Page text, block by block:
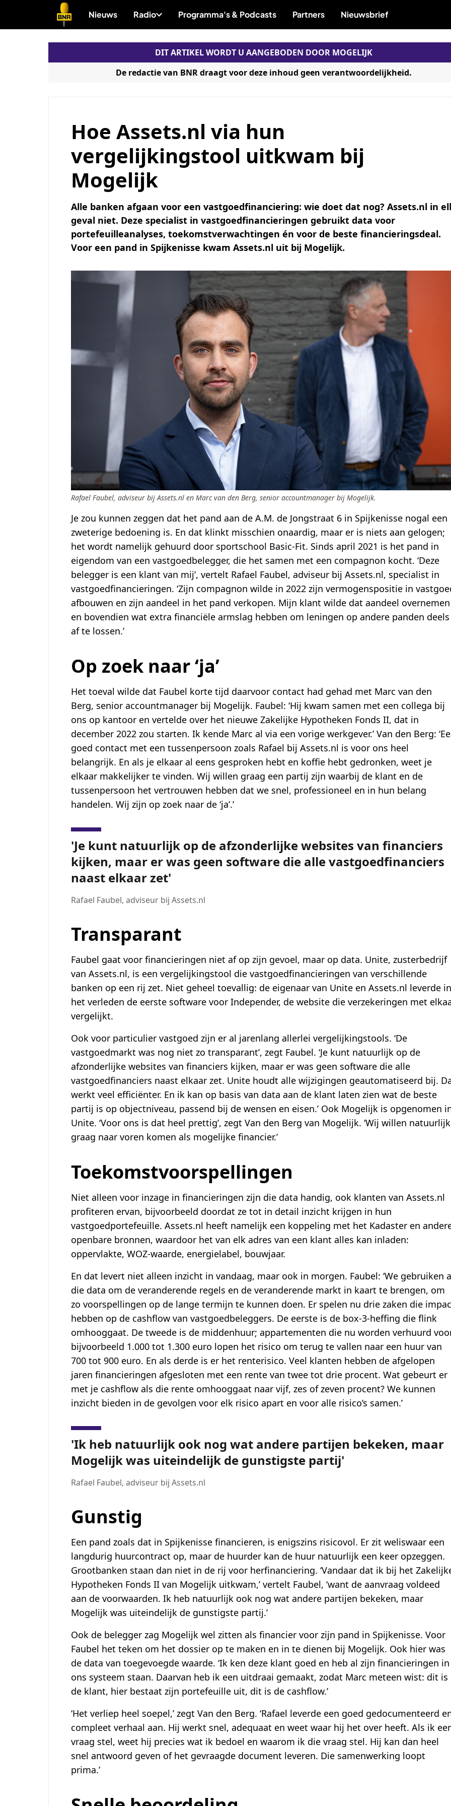
naar
content
Nieuws Radio Programma's & Podcasts Partners Nieuwsbrief
DIT ARTIKEL WORDT U AANGEBODEN DOOR MOGELIJK
De redactie van BNR draagt voor deze inhoud geen verantwoordelijkheid.
Hoe Assets.nl via hun
vergelijkingstool uitkwam bij
Mogelijk
Alle banken afgaan voor een vastgoedfinanciering: wie doet dat nog? Assets.nl in
geval niet. Deze specialist in vastgoedfinancieringen gebruikt data voor
portefeuilleanalyses, toekomstverwachtingen én voor de beste financieringsdeal.
Voor een pand in Spijkenisse kwam Assets.nl uit bij Mogelijk.
Rafael Faubel, adviseur bij Assets.nl en Marc van den Berg, senior accountmanager bij Mogelijk.
Je zou kunnen zeggen dat het pand aan de A.M. de Jongstraat 6 in Spijkenisse nogal een
zweterige bedoening is. En dat klinkt misschien onaardig, maar er is niets aan gelogen;
het wordt namelijk gehuurd door sportschool Basic-Fit. Sinds april 2021 is het pand in
eigendom van een vastgoedbelegger, die het samen met een compagnon kocht. ‘Deze
belegger is een klant van mij’, vertelt Rafael Faubel, adviseur bij Assets.nl, specialist in
vastgoedfinancieringen. ‘Zijn compagnon wilde in 2022 zijn vermogenspositie in
afbouwen en zijn aandeel in het pand verkopen. Mijn klant wilde dat aandeel overnemen
en bovendien wat extra financiële armslag hebben om leningen op andere panden deels
af te lossen.’
Op zoek naar ‘ja’
Het toeval wilde dat Faubel korte tijd daarvoor contact had gehad met Marc van den
Berg, senior accountmanager bij Mogelijk. Faubel: ‘Hij kwam samen met een collega bij
ons op kantoor en vertelde over het nieuwe Zakelijke Hypotheken Fonds II, dat in
december 2022 zou starten. Ik kende Marc al via een vorige werkgever.’ Van den Berg:
goed contact met een tussenpersoon zoals Rafael bij Assets.nl is voor ons heel
belangrijk. En als je elkaar al eens gesproken hebt en koffie hebt gedronken, weet je
elkaar makkelijker te vinden. Wij willen graag een partij zijn waarbij de klant en de
tussenpersoon het vertrouwen hebben dat we snel, professioneel en in hun belang
handelen. Wij zijn op zoek naar de ‘ja’.’
Je kunt natuurlijk op de afzonderlijke websites van financiers
kijken, maar er was geen software die alle vastgoedfinanciers
naast elkaar zet
Rafael Faubel, adviseur bij Assets.nl
Transparant
Faubel gaat voor financieringen niet af op zijn gevoel, maar op data. Unite, zusterbedrijf
van Assets.nl, is een vergelijkingstool die vastgoedfinancieringen van verschillende
banken op een rij zet. Niet geheel toevallig: de eigenaar van Unite en Assets.nl leverde in
het verleden de eerste software voor Independer, de website die verzekeringen met
vergelijkt.
Ook voor particulier vastgoed zijn er al jarenlang allerlei vergelijkingstools. ‘De
vastgoedmarkt was nog niet zo transparant’, zegt Faubel. ‘Je kunt natuurlijk op de
afzonderlijke websites van financiers kijken, maar er was geen software die alle
vastgoedfinanciers naast elkaar zet. Unite houdt alle wijzigingen geautomatiseerd bij.
werkt veel efficiënter. En ik kan op basis van data aan de klant laten zien wat de beste
partij is op objectniveau, passend bij de wensen en eisen.’ Ook Mogelijk is opgenomen
Unite. ‘Voor ons is dat heel prettig’, zegt Van den Berg van Mogelijk. ‘Wij willen natuurlijk
graag naar voren komen als mogelijke financier.’
Toekomstvoorspellingen
Niet alleen voor inzage in financieringen zijn die data handig, ook klanten van Assets.nl
profiteren ervan, bijvoorbeeld doordat ze tot in detail inzicht krijgen in hun
vastgoedportefeuille. Assets.nl heeft namelijk een koppeling met het Kadaster en
openbare bronnen, waardoor het van elk adres van een klant alles kan inladen:
oppervlakte, WOZ-waarde, energielabel, bouwjaar.
En dat levert niet alleen inzicht in vandaag, maar ook in morgen. Faubel: ‘We gebruiken
die data om de veranderende regels en de veranderende markt in kaart te brengen, om
zo voorspellingen op de lange termijn te kunnen doen. Er spelen nu drie zaken die
hebben op de cashflow van vastgoedbeleggers. De eerste is de box-3-heffing die flink
omhooggaat. De tweede is de middenhuur; appartementen die nu worden verhuurd
bijvoorbeeld 1.000 tot 1.300 euro lopen het risico om terug te vallen naar een huur van
700 tot 900 euro. En als derde is er het renterisico. Veel klanten hebben de afgelopen
jaren financieringen afgesloten met een rente van twee tot drie procent. Wat gebeurt er
met je cashflow als die rente omhooggaat naar vijf, zes of zeven procent? We kunnen
inzicht bieden in de gevolgen voor elk risico apart en voor alle risico’s samen.’
Ik heb natuurlijk ook nog wat andere partijen bekeken, maar
Mogelijk was uiteindelijk de gunstigste partij
Rafael Faubel, adviseur bij Assets.nl
Gunstig
Een pand zoals dat in Spijkenisse financieren, is enigszins risicovol. Er zit weliswaar een
langdurig huurcontract op, maar de huurder kan de huur natuurlijk een keer opzeggen.
Grootbanken staan dan niet in de rij voor herfinanciering. ‘Vandaar dat ik bij het
Hypotheken Fonds II van Mogelijk uitkwam,’ vertelt Faubel, ‘want de aanvraag voldeed
aan de voorwaarden. Ik heb natuurlijk ook nog wat andere partijen bekeken, maar
Mogelijk was uiteindelijk de gunstigste partij.’
Ook de belegger zag Mogelijk wel zitten als financier voor zijn pand in Spijkenisse. Voor
Faubel het teken om het dossier op te maken en in te dienen bij Mogelijk. Ook hier was
de data van toegevoegde waarde. ‘Ik ken deze klant goed en heb al zijn financieringen in
ons systeem staan. Daarvan heb ik een uitdraai gemaakt, zodat Marc meteen wist: dit is
de klant, hier bestaat zijn portefeuille uit, dit is de cashflow.’
‘Het verliep heel soepel,’ zegt Van den Berg. ‘Rafael leverde een goed gedocumenteerd
compleet verhaal aan. Hij werkt snel, adequaat en weet waar hij het over heeft. Als ik
vraag stel, weet hij precies wat ik bedoel en waarom ik die vraag stel. Hij kan dan heel
snel antwoord geven of het gevraagde document leveren. Die samenwerking loopt
prima.’